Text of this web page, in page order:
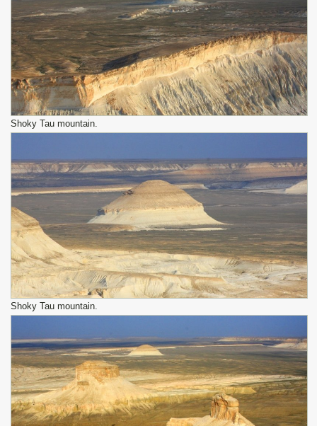
Shoky Tau mountain.
Shoky Tau mountain.